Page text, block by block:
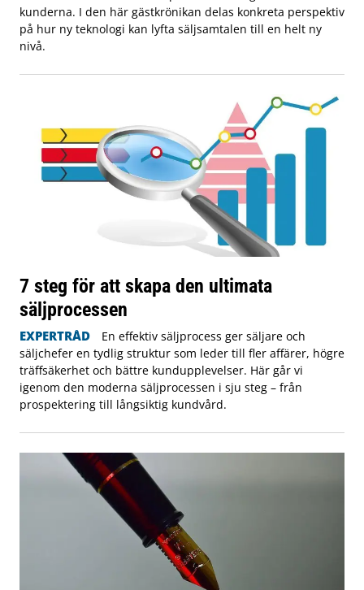
kunderna. I den här gästkrönikan delas konkreta perspektiv
på hur ny teknologi kan lyfta säljsamtalen till en helt ny
nivå.
7 steg för att skapa den ultimata
säljprocessen
EXPERTRÅD
En effektiv säljprocess ger säljare och
säljchefer en tydlig struktur som leder till fler affärer, högre
träffsäkerhet och bättre kundupplevelser. Här går vi
igenom den moderna säljprocessen i sju steg – från
prospektering till långsiktig kundvård.